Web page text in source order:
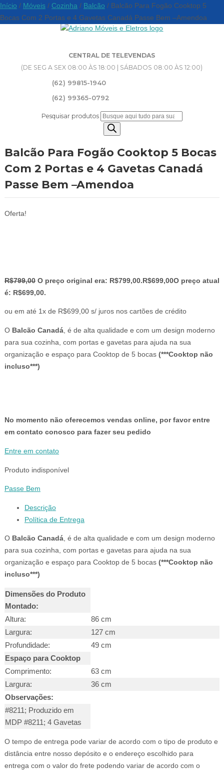
CENTRAL DE TELEVENDAS
(DE SEG A SEX 08:00 ÀS 18:00 | SÁBADOS 08:00 ÀS 12:00)
(62) 99815-1940
(62) 99365-0792
Pesquisar produtos
Início / Móveis / Cozinha / Balcão / Balcão Para Fogão Cooktop 5
Bocas Com 2 Portas e 4 Gavetas Canadá Passe Bem –Amendoa
Balcão Para Fogão Cooktop 5 Bocas
Com 2 Portas e 4 Gavetas Canadá
Passe Bem –Amendoa
Oferta!
R$799,00 O preço original era: R$799,00.R$699,00O preço atual
é: R$699,00.
ou em até 1x de R$699,00 s/ juros nos cartões de crédito
O Balcão Canadá, é de alta qualidade e com um design moderno
para sua cozinha, com portas e gavetas para ajuda na sua
organização e espaço para Cooktop de 5 bocas (***Cooktop não
incluso***)
No momento não oferecemos vendas online, por favor entre
em contato conosco para fazer seu pedido
Entre em contato
Produto indisponível
Passe Bem
Descrição
Política de Entrega
O Balcão Canadá, é de alta qualidade e com um design moderno
para sua cozinha, com portas e gavetas para ajuda na sua
organização e espaço para Cooktop de 5 bocas (***Cooktop não
incluso***)
Dimensões do Produto
Montado:
Altura:
86 cm
Largura:
127 cm
Profundidade:
49 cm
Espaço para Cooktop
Comprimento:
63 cm
Largura:
36 cm
Observações:
#8211; Produzido em
MDP #8211; 4 Gavetas
O tempo de entrega pode variar de acordo com o tipo de produto e
distância entre nosso depósito e o endereço escolhido para
entrega com o valor do frete podendo variar de acordo com o